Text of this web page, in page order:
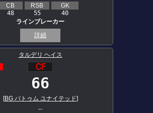
CB
48
RSB
55
GK
40
ラインブレーカー
詳細
タルデリ ヘイス
66
[BG パトゥム ユナイテッド]
--